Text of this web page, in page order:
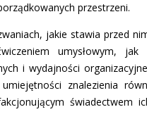
przestrzeni.
jakie stawia przed
umysłowym, jak
i wydajności
znalezienia
świadectwem